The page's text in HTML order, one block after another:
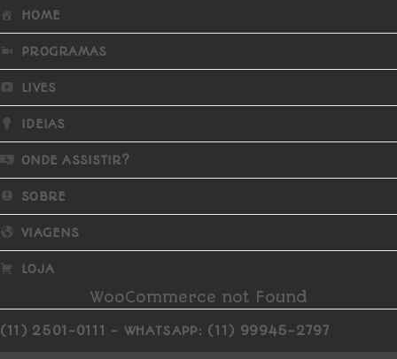
HOME
PROGRAMAS
LIVES
IDEIAS
ONDE ASSISTIR?
SOBRE
VIAGENS
LOJA
WooCommerce not Found
(11) 2501-0111 - WHATSAPP: (11) 99945-2797